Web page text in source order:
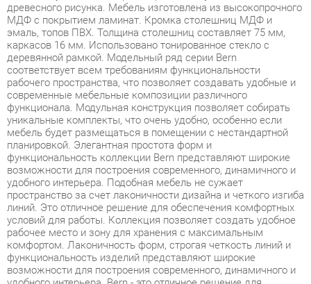
деревянной рамкой. Модельный ряд серии Bern
соответствует всем требованиям функциональности
рабочего пространства, что позволяет создавать удобные и
современные мебельные композиции различного
функционала. Модульная конструкция позволяет собирать
уникальные комплекты, что очень удобно, особенно если
мебель будет размещаться в помещении с нестандартной
планировкой. Элегантная простота форм и
функциональность коллекции Bern представляют широкие
возможности для построения современного, динамичного и
удобного интерьера. Подобная мебель не сужает
пространство за счет лаконичности дизайна и четкого изгиба
линий. Это отличное решение для обеспечения комфортных
условий для работы. Коллекция позволяет создать удобное
рабочее место и зону для хранения с максимальным
комфортом. Лаконичность форм, строгая четкость линий и
функциональность изделий представляют широкие
возможности для построения современного, динамичного и
удобного интерьера. Bern - это отличное решение для
обеспечения комфортных условий для работы, позволяющее
оптимизировать пространство без ущерба для
функциональности и удобства. Широкая база элементов
позволит создать полноценный гарнитур, отвечающий всем
требованиям, как по габаритам, так и функционалу.